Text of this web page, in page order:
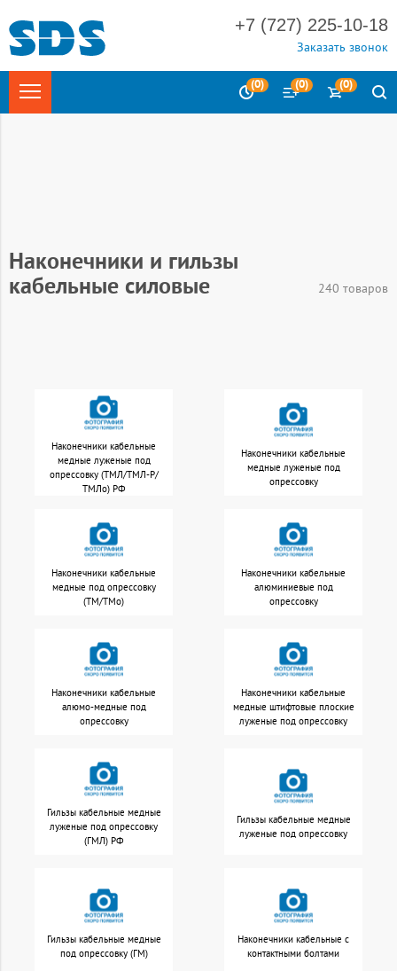
+7 (727) 225-10-18
Заказать звонок
(0) (0) (0)
Наконечники и гильзы
кабельные силовые
240 товаров
Наконечники кабельные
медные луженые под
опрессовку (ТМЛ/ТМЛ-Р/
ТМЛо) РФ
Наконечники кабельные
медные луженые под
опрессовку
Наконечники кабельные
медные под опрессовку
(ТМ/ТМо)
Наконечники кабельные
алюминиевые под
опрессовку
Наконечники кабельные
алюмо-медные под
опрессовку
Наконечники кабельные
медные штифтовые плоские
луженые под опрессовку
Гильзы кабельные медные
луженые под опрессовку
(ГМЛ) РФ
Гильзы кабельные медные
луженые под опрессовку
Гильзы кабельные медные
под опрессовку (ГМ)
Наконечники кабельные с
контактными болтами